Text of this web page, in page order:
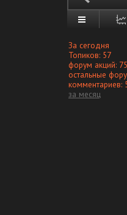
За сегодня
Топиков: 57
форум акций: 75
остальные
комментариев:
за месяц